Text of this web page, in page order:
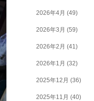
2026年4月 (49)
2026年3月 (59)
2026年2月 (41)
2026年1月 (32)
2025年12月 (36)
2025年11月 (40)